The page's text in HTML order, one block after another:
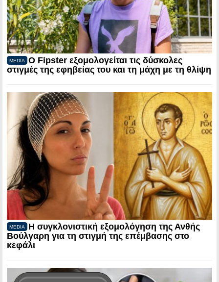
MEDIA
Ο Fipster εξομολογείται τις δύσκολες
στιγμές της εφηβείας του και τη μάχη με τη θλίψη
MEDIA
Η συγκλονιστική εξομολόγηση της Ανθής
Βούλγαρη για τη στιγμή της επέμβασης στο
κεφάλι